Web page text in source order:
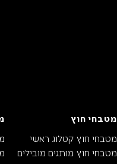
מטבחי חוץ
מטבחי חוץ קטלוג ראשי
מטבחי חוץ מותגים מובילים